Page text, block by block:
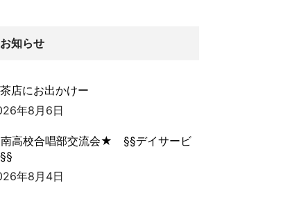
お知らせ
店にお出かけー
年8月6日
高校合唱部交流会★ §§デイサービ
年8月4日